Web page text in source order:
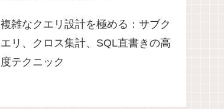
複雑なクエリ設計を極める：サブク
エリ、クロス集計、SQL直書きの高
度テクニック